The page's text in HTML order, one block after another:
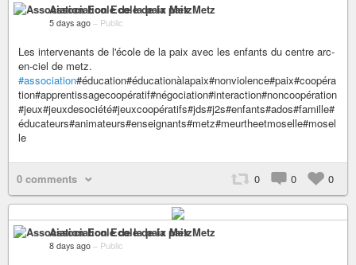
Association Ecole de la paix Metz
5 days ago – Public
Les intervenants de l'école de la paix avec les enfants du centre arc-
en-ciel de metz.
#association#éducation#éducationàlapaix#nonviolence#paix#coopéra
tion#apprentissagecoopératif#négociation#interaction#noncoopération
#jeux#jeuxdesociété#jeuxcoopératifs#jds#j2s#enfants#ados#famille#
éducateurs#animateurs#enseignants#metz#meurtheetmoselle#mosel
le
0 comments 0 0 0
Association Ecole de la paix Metz
8 days ago – Public